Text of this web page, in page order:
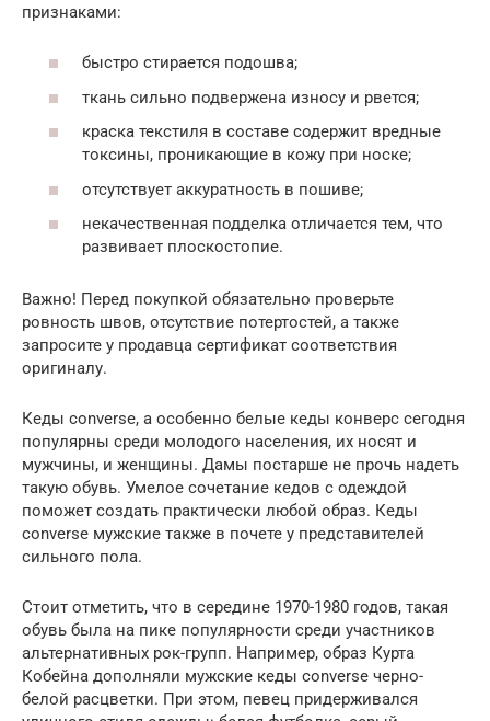
признаками:
быстро стирается подошва;
ткань сильно подвержена износу и рвется;
краска текстиля в составе содержит вредные
токсины, проникающие в кожу при носке;
отсутствует аккуратность в пошиве;
некачественная подделка отличается тем, что
развивает плоскостопие.
Важно! Перед покупкой обязательно проверьте
ровность швов, отсутствие потертостей, а также
запросите у продавца сертификат соответствия
оригиналу.
Кеды converse, а особенно белые кеды конверс сегодня
популярны среди молодого населения, их носят и
мужчины, и женщины. Дамы постарше не прочь надеть
такую обувь. Умелое сочетание кедов с одеждой
поможет создать практически любой образ. Кеды
converse мужские также в почете у представителей
сильного пола.
Стоит отметить, что в середине 1970-1980 годов, такая
обувь была на пике популярности среди участников
альтернативных рок-групп. Например, образ Курта
Кобейна дополняли мужские кеды converse черно-
белой расцветки. При этом, певец придерживался